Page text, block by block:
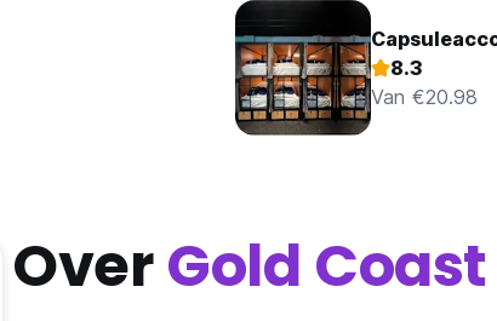
8.3
Van €20.98
OverGold Coast